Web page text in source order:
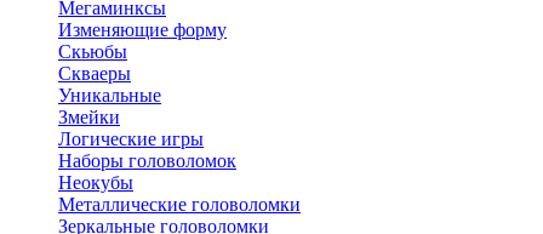
Мегаминксы
Изменяющие форму
Скьюбы
Скваеры
Уникальные
Змейки
Логические игры
Наборы головоломок
Неокубы
Металлические головоломки
Зеркальные головоломки